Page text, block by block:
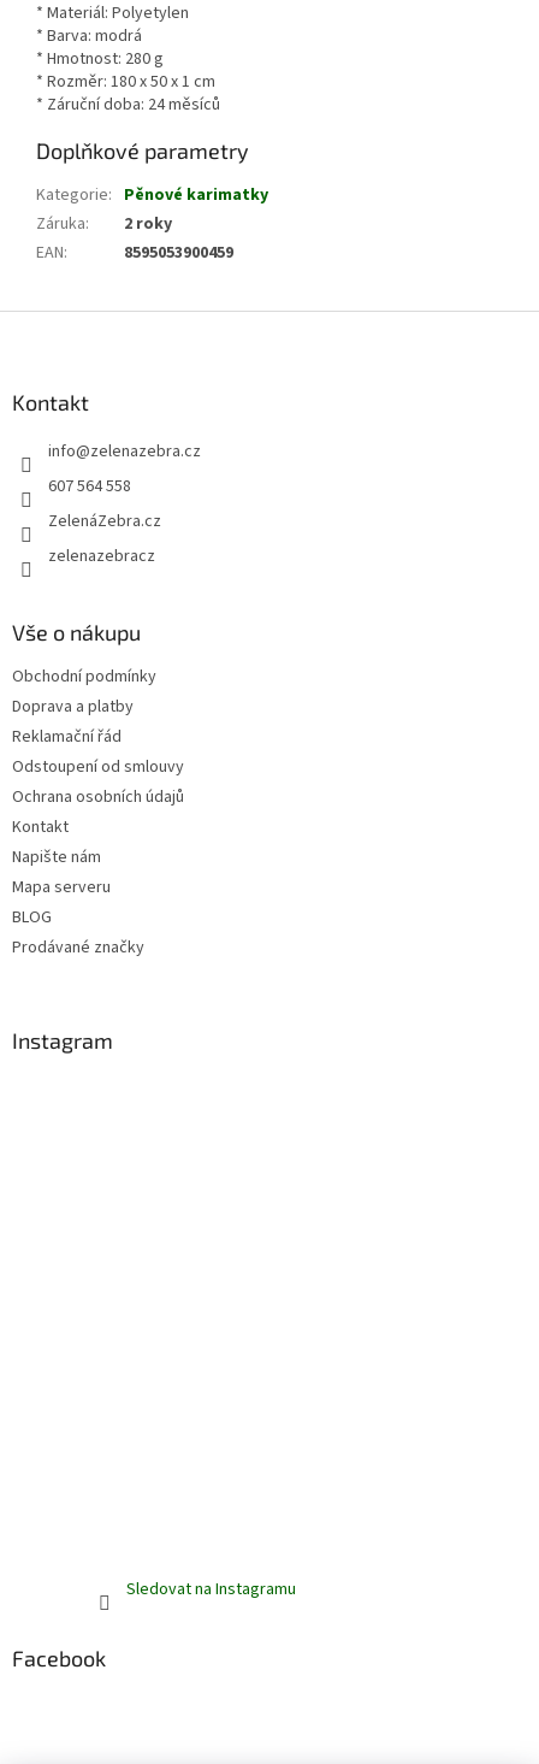
* Materiál: Polyetylen
* Barva: modrá
* Hmotnost: 280 g
* Rozměr: 180 x 50 x 1 cm
* Záruční doba: 24 měsíců
Doplňkové parametry
Kategorie: Pěnové karimatky
Záruka:
2 roky
EAN: 8595053900459
Kontakt
info@zelenazebra.cz
607 564 558
ZelenáZebra.cz
zelenazebracz
Vše o nákupu
Obchodní podmínky
Doprava a platby
Reklamační řád
Odstoupení od smlouvy
Ochrana osobních údajů
Kontakt
Napište nám
Mapa serveru
BLOG
Prodávané značky
Instagram
Sledovat na Instagramu
Facebook